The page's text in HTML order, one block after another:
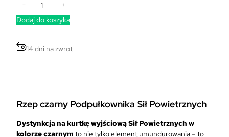
o
ć
D
n
c
− +
Dodaj do koszyka
14 dni na zwrot
Rzep czarny Podpułkownika Sił Powietrznych
Dystynkcja na kurtkę wyjściową Sił Powietrznych w
kolorze czarnym to nie tylko element umundurowania – to